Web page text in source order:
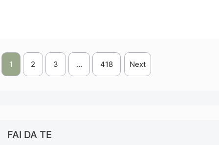
1 2 3 … 418 Next
FAI DA TE